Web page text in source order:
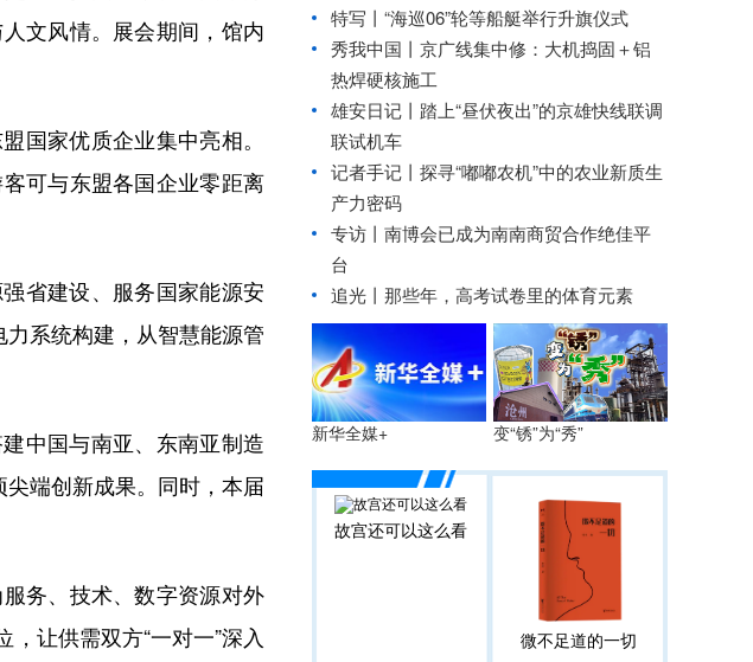
文风情。展会期间，馆内
家优质企业集中亮相。
可与东盟各国企业零距离
省建设、服务国家能源安
力系统构建，从智慧能源管
中国与南亚、东南亚制造
端创新成果。同时，本届
务、技术、数字资源对外
让供需双方“一对一”深入
特写丨“海巡06”轮等船艇举行升旗仪式
秀我中国丨 京广线集中修：大机捣固＋铝
热焊硬核施工
雄安日记丨踏上“昼伏夜出”的京雄快线联调
联试机车
记者手记丨探寻“嘟嘟农机”中的农业新质生
产力密码
专访丨南博会已成为南南商贸合作绝佳平
台
追光丨 那些年，高考试卷里的体育元素
新华全媒+ 变“锈”为“秀”
故宫还可以这么看
微不足道的一切